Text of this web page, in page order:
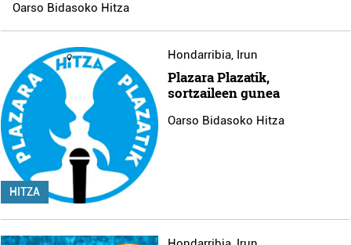
Oarso Bidasoko Hitza
HITZA
Hondarribia, Irun
Plazara Plazatik,
sortzaileen gunea
Oarso Bidasoko Hitza